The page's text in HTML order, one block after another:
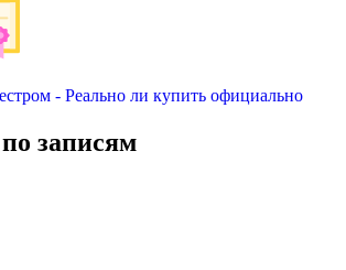
- Реально ли купить официально
записям